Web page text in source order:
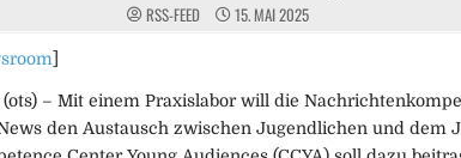
RSS-FEED 15. MAI 2025
– Mit einem Praxislabor will die
den Austausch zwischen Jugendlichen und dem